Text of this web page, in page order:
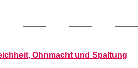
Ohnmacht und Spaltung